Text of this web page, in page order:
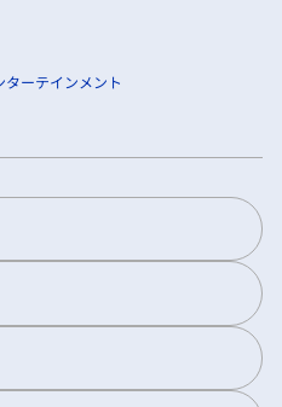
ーテインメント